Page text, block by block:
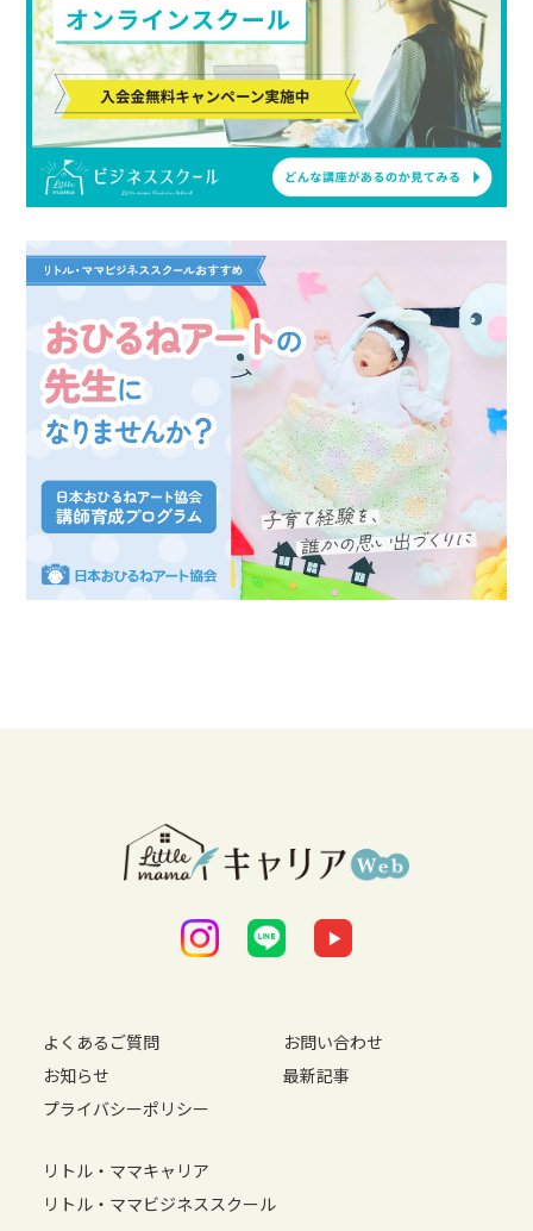
よくあるご質問
お問い合わせ
お知らせ
最新記事
プライバシーポリシー
リトル・ママキャリア
リトル・ママビジネススクール